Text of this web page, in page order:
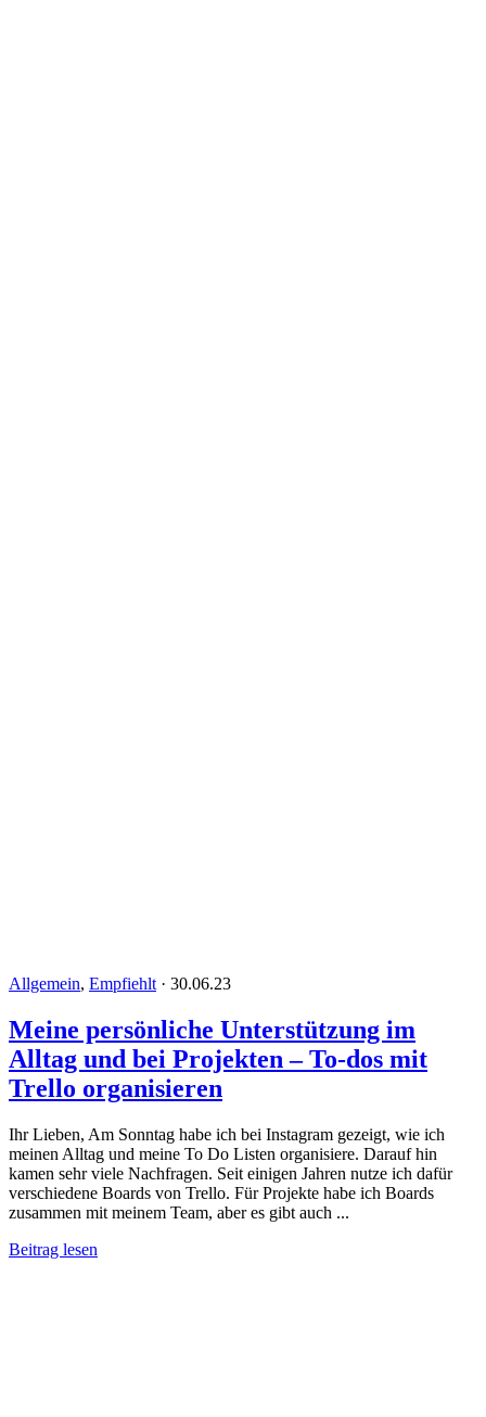
Allgemein, Empfiehlt · 30.06.23
Meine persönliche Unterstützung im
Alltag und bei Projekten – To-dos mit
Trello organisieren
Ihr Lieben, Am Sonntag habe ich bei Instagram gezeigt, wie ich
meinen Alltag und meine To Do Listen organisiere. Darauf hin
kamen sehr viele Nachfragen. Seit einigen Jahren nutze ich dafür
verschiedene Boards von Trello. Für Projekte habe ich Boards
zusammen mit meinem Team, aber es gibt auch ...
Beitrag lesen